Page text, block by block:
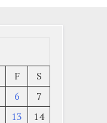
F
S
6
7
13 14